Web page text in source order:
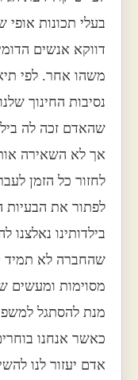
בעלי תכונות אופי
דווקא אנשים
משהו אחר. לפי
נסיבות החינוך
שהאדם זכה לה
אך לא השאירה
לחזור כל הזמן
לפתור את הבעיות
בילדותינו
שהחברה לא תמיד
מסוימות ומעשים
מנת להסתגל
כאשר אנחנו
אדם יעזור לנו